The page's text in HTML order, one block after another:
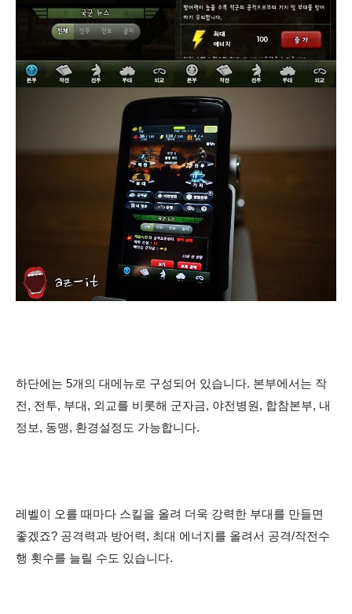
하단에는 5개의 대메뉴로 구성되어 있습니다. 본부에서는 작
전, 전투, 부대, 외교를 비롯해 군자금, 야전병원, 합참본부, 내
정보, 동맹, 환경설정도 가능합니다.
레벨이 오를 때마다 스킬을 올려 더욱 강력한 부대를 만들면
좋겠죠? 공격력과 방어력, 최대 에너지를 올려서 공격/작전수
행 횟수를 늘릴 수도 있습니다.